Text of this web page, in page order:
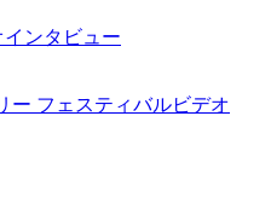
インタビュー
ー フェスティバルビデオ